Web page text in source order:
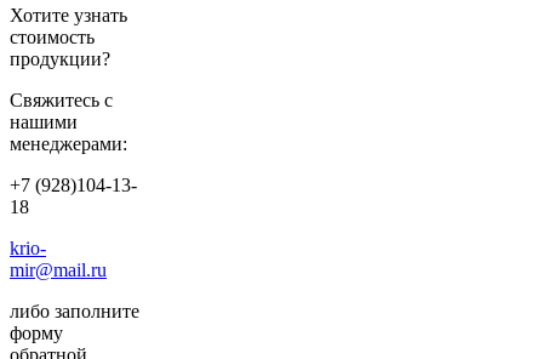
Хотите узнать
стоимость
продукции?
Свяжитесь с
нашими
менеджерами:
+7 (928)104-13-
18
krio-
mir@mail.ru
либо заполните
форму